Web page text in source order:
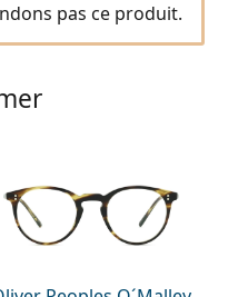
pas ce produit.